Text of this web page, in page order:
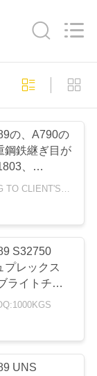
シ
349
継
348
の、A790の
鋼鉄継ぎ目が
、
、
）
ACCORDING TO CLIENT'S REQUEST MOQ:100 キログラム
S32750
プレックス
ライトチュ
イオン腐食
UNS